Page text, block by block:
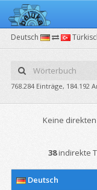
Deutsch
768.284 Einträge, 184.192
Keine
38indirekte
Deutsch